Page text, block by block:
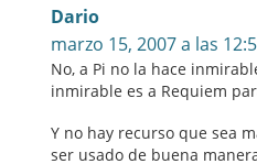
Dario
marzo 15, 2007 a las
No, a Pi no la hace
inmirable es a Requiem
Y no hay recurso que sea
ser usado de buena